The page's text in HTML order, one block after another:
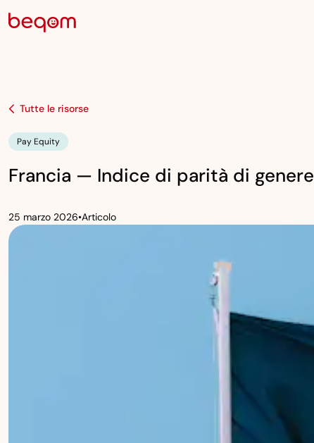
Tutte le risorse
Pay Equity
Francia — Indice di parità di genere
25 marzo 2026•Articolo